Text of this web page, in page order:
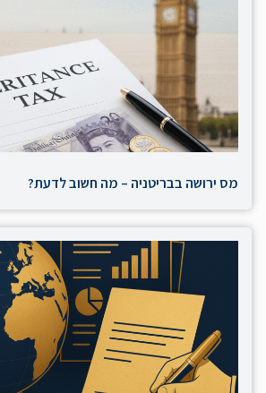
מס ירושה בבריטניה – מה חשוב לדעת?